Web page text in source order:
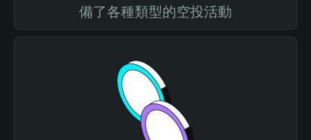
備了各種類型的空投活動